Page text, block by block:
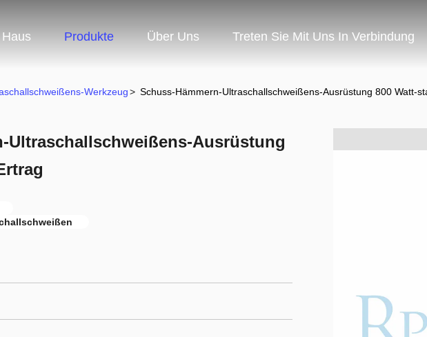
Haus Produkte Über Uns Treten Sie Mit Uns In Verbindung
Werkzeug> Schuss-Hämmern-Ultraschallschweißens-Ausrüstung 800 Watt-
Ultraschallschweißens-Ausrüstung